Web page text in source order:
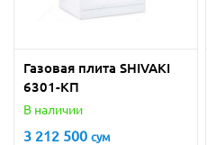
Газовая плита SHIVAKI
6301-KП
В наличии
3 212 500 сум